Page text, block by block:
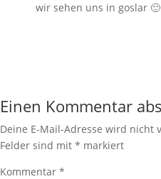
wir sehen uns in goslar 🙂
Einen Kommentar
Deine E-Mail-Adresse wird nicht
Felder sind mit * markiert
Kommentar *